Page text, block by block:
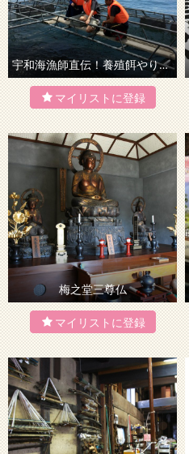
宇和海漁師直伝！養殖餌やり＆船釣り体験【八幡浜ふるさと体験】
梅之堂三尊仏